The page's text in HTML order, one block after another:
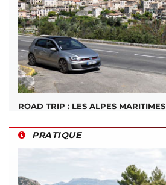
ROAD TRIP : LES ALPES MARITIMES
PRATIQUE